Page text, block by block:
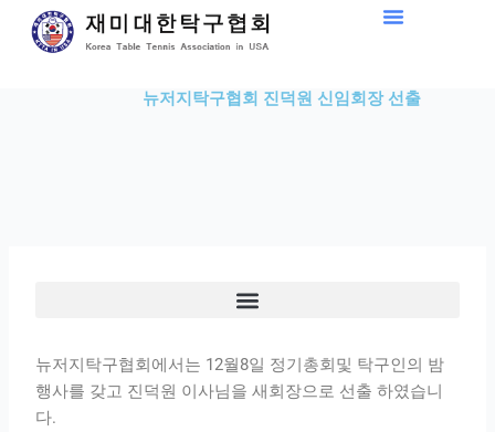
뉴저지탁구협회 진덕원 신임회장 선출
뉴저지탁구협회에서는 12월8일 정기총회및 탁구인의 밤
행사를 갖고 진덕원 이사님을 새회장으로 선출 하였습니
다.